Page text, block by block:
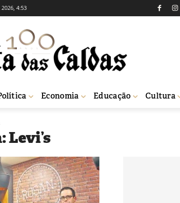
4:53
Economia Educação Cultura
Levi’s